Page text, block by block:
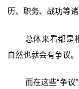
历、职务、战功等诸
总体来看都是
自然也就会有争议。
而在这些“争